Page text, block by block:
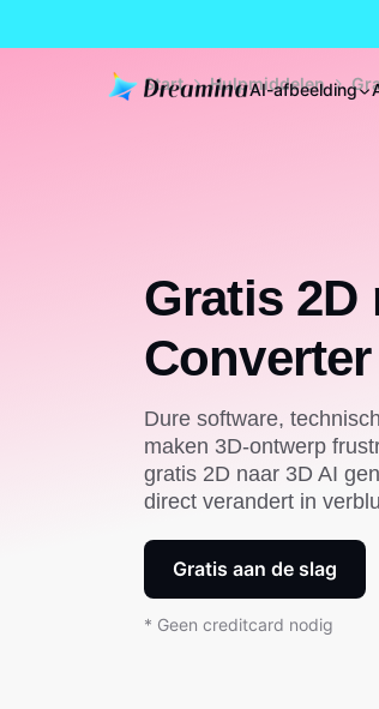
AI-afbeelding
Start Hulpmiddelen
Gratis 2D
Converter
Dure software,
maken 3D-ontwerp
gratis 2D naar 3D AI
direct verandert in
Gratis aan de slag
* Geen creditcard nodig